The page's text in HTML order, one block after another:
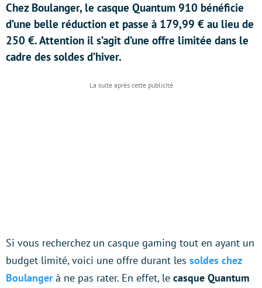
Chez Boulanger, le casque Quantum 910 bénéficie
d’une belle réduction et passe à 179,99 € au lieu de
250 €. Attention il s’agit d’une offre limitée dans le
cadre des soldes d’hiver.
Si vous recherchez un casque gaming tout en ayant un
budget limité, voici une offre durant les soldes chez
Boulangerà ne pas rater. En effet, le casque Quantum